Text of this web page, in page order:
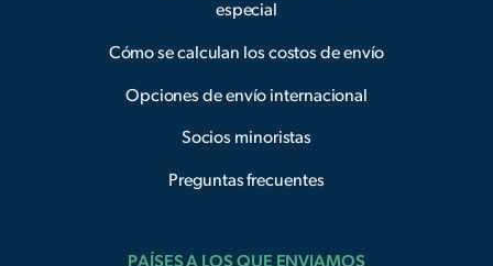
especial
Cómo se calculan los costos de envío
Opciones de envío internacional
Socios minoristas
Preguntas frecuentes
PAÍSES A LOS QUE ENVIAMOS